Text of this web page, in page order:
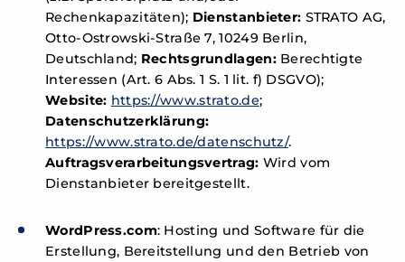
Rechenkapazitäten); Dienstanbieter: STRATO AG,
Otto-Ostrowski-Straße 7, 10249 Berlin,
Deutschland; Rechtsgrundlagen:Berechtigte
Interessen (Art. 6 Abs. 1 S. 1 lit. f) DSGVO);
Website: https://www.strato.de;
Datenschutzerklärung:
https://www.strato.de/datenschutz/.
Auftragsverarbeitungsvertrag: Wird vom
Dienstanbieter bereitgestellt.
WordPress.com: Hosting und Software für die
Erstellung, Bereitstellung und den Betrieb von